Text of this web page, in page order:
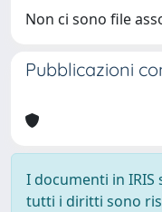
Non ci sono file
Pubblicazioni
I documenti in
tutti i diritti sono